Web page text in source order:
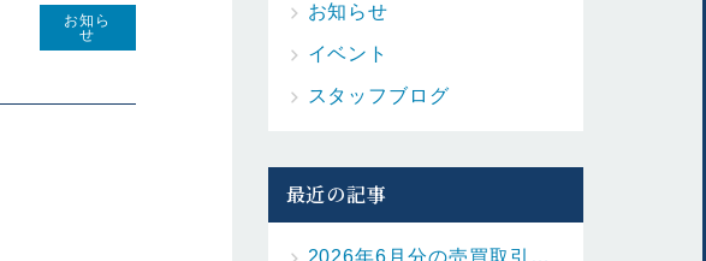
お知ら
せ
お知らせ
イベント
スタッフブログ
最近の記事